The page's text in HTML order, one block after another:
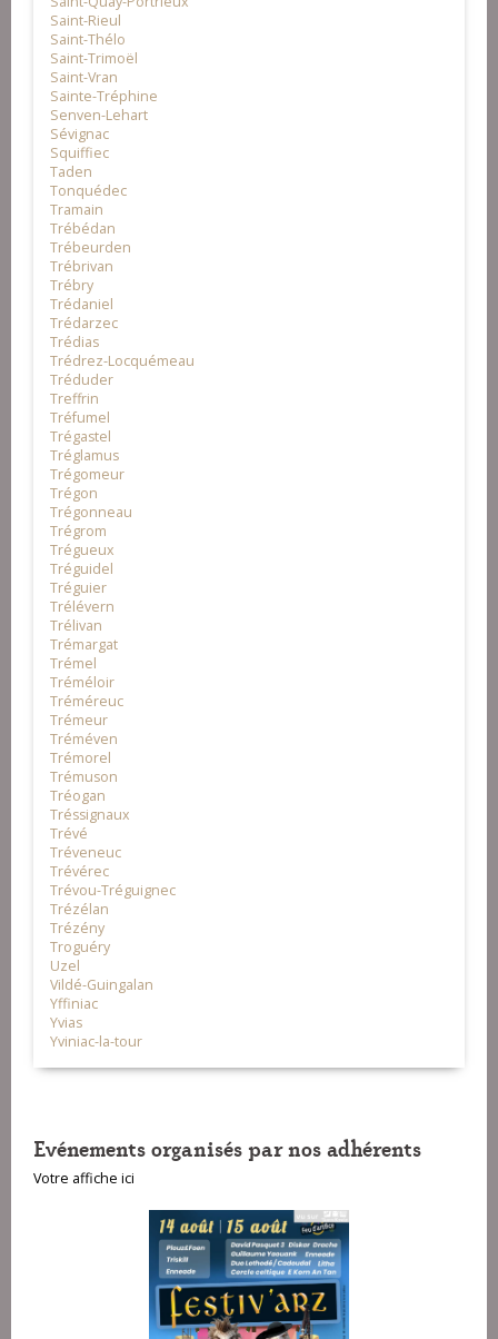
Saint-Rieul
Saint-Thélo
Saint-Trimoël
Saint-Vran
Sainte-Tréphine
Senven-Lehart
Sévignac
Squiffiec
Taden
Tonquédec
Tramain
Trébédan
Trébeurden
Trébrivan
Trébry
Trédaniel
Trédarzec
Trédias
Trédrez-Locquémeau
Tréduder
Treffrin
Tréfumel
Trégastel
Tréglamus
Trégomeur
Trégon
Trégonneau
Trégrom
Trégueux
Tréguidel
Tréguier
Trélévern
Trélivan
Trémargat
Trémel
Tréméloir
Tréméreuc
Trémeur
Tréméven
Trémorel
Trémuson
Tréogan
Tréssignaux
Trévé
Tréveneuc
Trévérec
Trévou-Tréguignec
Trézélan
Trézény
Troguéry
Uzel
Vildé-Guingalan
Yffiniac
Yvias
Yviniac-la-tour
Evénements organisés par nos adhérents
Votre affiche ici